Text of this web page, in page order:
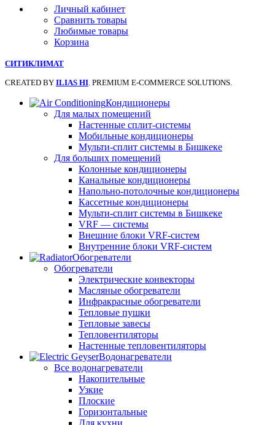
Личный кабинет
Сравнить товары
Любимые товары
Корзина
СИТИКЛИМАТ
CREATED BY ILIAS HI. PREMIUM E-COMMERCE SOLUTIONS.
Кондиционеры
Для малых помещений
Настенные сплит-системы
Мобильные кондиционеры
Мульти-сплит системы в Бишкеке
Для больших помещений
Колонные кондиционеры
Канальные кондиционеры
Напольно-потолочные кондиционеры
Кассетные кондиционеры
Мульти-сплит системы в Бишкеке
VRF — системы
Внешние блоки VRF-систем
Внутренние блоки VRF-систем
Обогреватели
Обогреватели
Электрические конвекторы
Масляные обогреватели
Инфракрасные обогреватели
Тепловые пушки
Тепловые завесы
Тепловентиляторы
Настенные тепловентиляторы
Водонагреватели
Все водонагреватели
Накопительные
Узкие
Плоские
Горизонтальные